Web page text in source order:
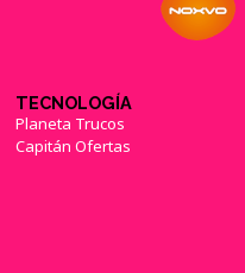
TECNOLOGÍA
Planeta Trucos
Capitán Ofertas